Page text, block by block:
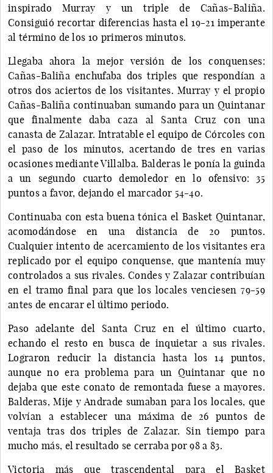
inspirado Murray y un triple de Cañas-Baliña.
Consiguió recortar diferencias hasta el 19-21 imperante
al término de los 10 primeros minutos.
Llegaba ahora la mejor versión de los conquenses:
Cañas-Baliña enchufaba dos triples que respondían a
otros dos aciertos de los visitantes. Murray y el propio
Cañas-Baliña continuaban sumando para un Quintanar
que finalmente daba caza al Santa Cruz con una
canasta de Zalazar. Intratable el equipo de Córcoles con
el paso de los minutos, acertando de tres en varias
ocasiones mediante Villalba. Balderas le ponía la guinda
a un segundo cuarto demoledor en lo ofensivo: 35
puntos a favor, dejando el marcador 54-40.
Continuaba con esta buena tónica el Basket Quintanar,
acomodándose en una distancia de 20 puntos.
Cualquier intento de acercamiento de los visitantes era
replicado por el equipo conquense, que mantenía muy
controlados a sus rivales. Condes y Zalazar contribuían
en el tramo final para que los locales venciesen 79-59
antes de encarar el último periodo.
Paso adelante del Santa Cruz en el último cuarto,
echando el resto en busca de inquietar a sus rivales.
Lograron reducir la distancia hasta los 14 puntos,
aunque no era problema para un Quintanar que no
dejaba que este conato de remontada fuese a mayores.
Balderas, Mije y Andrade sumaban para los locales, que
volvían a establecer una máxima de 26 puntos de
ventaja tras dos triples de Zalazar. Sin tiempo para
mucho más, el resultado se cerraba por 98 a 83.
Victoria más que trascendental para el Basket